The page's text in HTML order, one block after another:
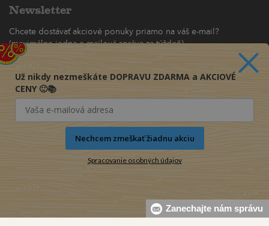
Newsletter
Chcete dostávať akciové ponuky priamo na váš e-mail?
(maximálne jedna e-mailová správa za týždeň)
Odoberať
Zanechajte nám správu
Už nikdy nezmeškáte DOPRAVU ZDARMA a AKCIOVÉ
CENY 🙂📚
Nechcem zmeškať žiadnu akciu
Spracovanie osobných údajov